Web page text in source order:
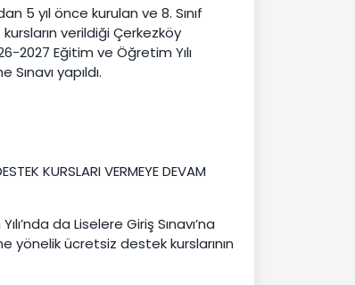
5 yıl önce kurulan ve 8. Sınıf
verildiği Çerkezköy
2027 Eğitim ve Öğretim Yılı
yapıldı.
KURSLARI VERMEYE DEVAM
da Liselere Giriş Sınavı’na
yönelik ücretsiz destek kurslarının